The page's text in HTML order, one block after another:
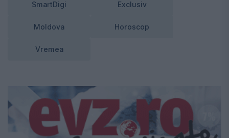
SmartDigi Exclusiv
Moldova Horoscop
Vremea